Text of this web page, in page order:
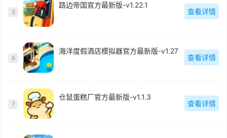
5
路边帝国官方最新版-v1.22.1
查看详情
6
海洋度假酒店模拟器官方最新版-v1.27
查看详情
7
仓鼠蛋糕厂官方最新版-v1.1.3
查看详情